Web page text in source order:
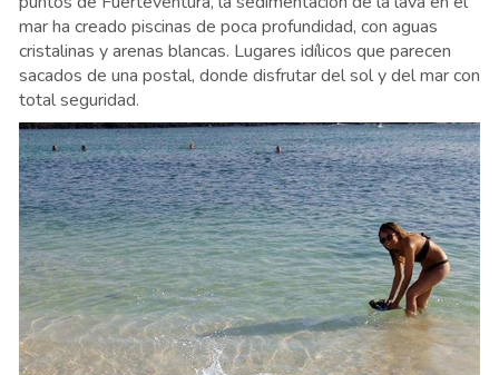
mar ha creado piscinas de poca profundidad, con aguas
cristalinas y arenas blancas. Lugares idílicos que parecen
sacados de una postal, donde disfrutar del sol y del mar con
total seguridad.